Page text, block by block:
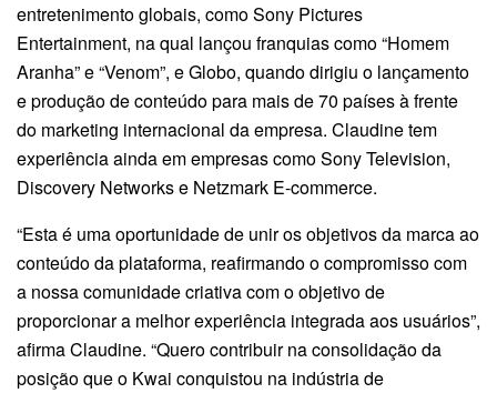
entretenimento globais, como Sony Pictures
Entertainment, na qual lançou franquias como “Homem
Aranha” e “Venom”, e Globo, quando dirigiu o lançamento
e produção de conteúdo para mais de 70 países à frente
do marketing internacional da empresa. Claudine tem
experiência ainda em empresas como Sony Television,
Discovery Networks e Netzmark E-commerce.
“Esta é uma oportunidade de unir os objetivos da marca ao
conteúdo da plataforma, reafirmando o compromisso com
a nossa comunidade criativa com o objetivo de
proporcionar a melhor experiência integrada aos usuários”,
afirma Claudine. “Quero contribuir na consolidação da
posição que o Kwai conquistou na indústria de